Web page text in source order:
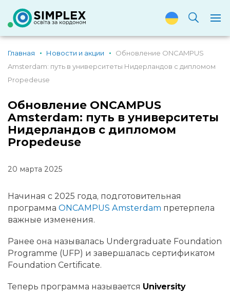
Главная Новости и акции
Обновление ONCAMPUS
Amsterdam: путь в университеты Нидерландов с дипломом
Propedeuse
Обновление ONCAMPUS
Amsterdam: путь в университеты
Нидерландов с дипломом
Propedeuse
20 марта 2025
Начиная с 2025 года, подготовительная
программа ONCAMPUS Amsterdam претерпела
важные изменения.
Ранее она называлась Undergraduate Foundation
Programme (UFP) и завершалась сертификатом
Foundation Certificate.
Теперь программа называется University